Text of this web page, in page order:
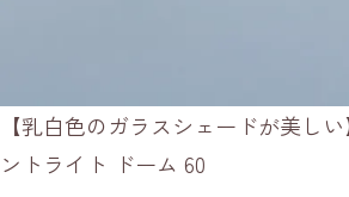
【乳白色のガラスシェードが美し
ントライト ドーム 60